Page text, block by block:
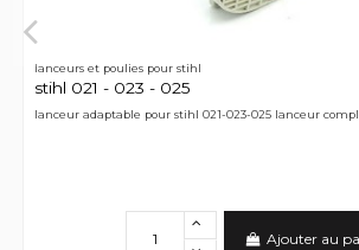
lanceurs et poulies pour stihl
stihl 021 - 023 - 025
lanceur adaptable pour stihl 021-023-025 lanceur
Ajouter au